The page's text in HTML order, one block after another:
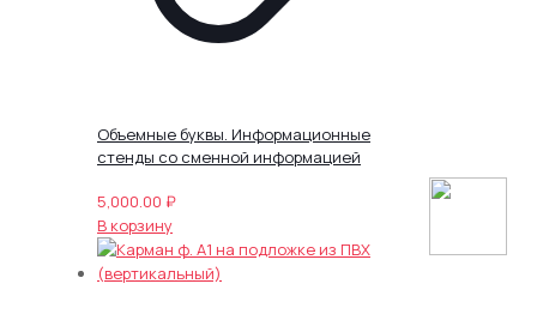
Объемные буквы. Информационные
стенды со сменной информацией
5,000.00 ₽
В корзину